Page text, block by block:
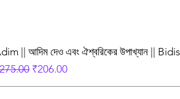
|| আদিম দেও এবং ঐশ্বরিকের উপাখ্যান ||
Price
Sale Price
₹206.00